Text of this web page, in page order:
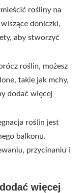
rośliny na
doniczki,
aby stworzyć
roślin, możesz
takie jak mchy,
dodać więcej
roślin jest
balkonu.
przycinaniu i
więcej